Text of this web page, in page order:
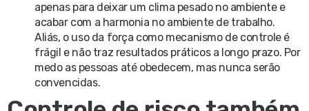
apenas para deixar um clima pesado no ambiente e
acabar com a harmonia no ambiente de trabalho.
Aliás, o uso da força como mecanismo de controle é
frágil e não traz resultados práticos a longo prazo. Por
medo as pessoas até obedecem, mas nunca serão
convencidas.